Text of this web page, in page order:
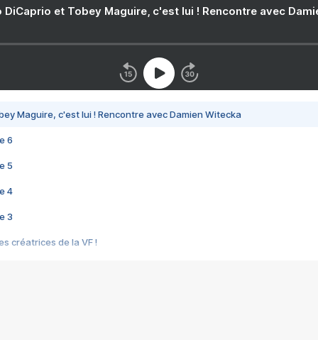
DiCaprio et Tobey Maguire, c'est lui ! Rencontre avec
Maguire, c'est lui ! Rencontre avec Damien Witecka
6
5
4
3
créatrices de la VF !